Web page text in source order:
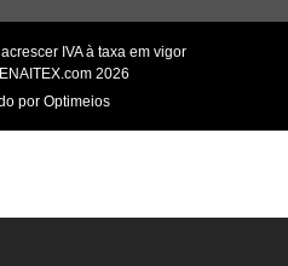
IVA à taxa em vigor
2026
por Optimeios